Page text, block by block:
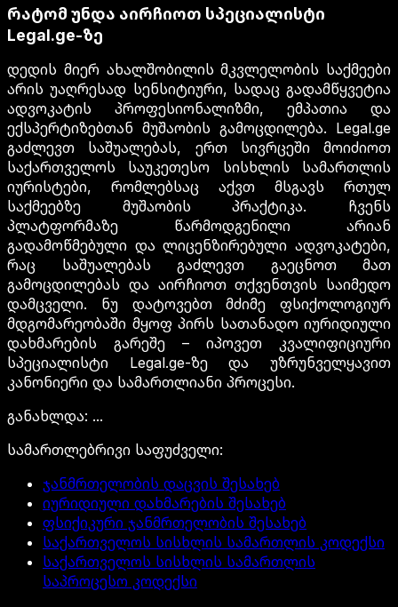
რატომ უნდა აირჩიოთ სპეციალისტი
Legal.ge-ზე
დედის მიერ ახალშობილის მკვლელობის საქმეები
არის უაღრესად სენსიტიური, სადაც გადამწყვეტია
ადვოკატის პროფესიონალიზმი, ემპათია და
ექსპერტიზებთან მუშაობის გამოცდილება. Legal.ge
გაძლევთ საშუალებას, ერთ სივრცეში მოიძიოთ
საქართველოს საუკეთესო სისხლის სამართლის
იურისტები, რომლებსაც აქვთ მსგავს რთულ
საქმეებზე მუშაობის პრაქტიკა. ჩვენს
პლატფორმაზე წარმოდგენილი არიან
გადამოწმებული და ლიცენზირებული ადვოკატები,
რაც საშუალებას გაძლევთ გაეცნოთ მათ
გამოცდილებას და აირჩიოთ თქვენთვის საიმედო
დამცველი. ნუ დატოვებთ მძიმე ფსიქოლოგიურ
მდგომარეობაში მყოფ პირს სათანადო იურიდიული
დახმარების გარეშე – იპოვეთ კვალიფიციური
სპეციალისტი Legal.ge-ზე და უზრუნველყავით
კანონიერი და სამართლიანი პროცესი.
განახლდა: ...
სამართლებრივი საფუძველი:
ჯანმრთელობის დაცვის შესახებ
იურიდიული დახმარების შესახებ
ფსიქიკური ჯანმრთელობის შესახებ
საქართველოს სისხლის სამართლის კოდექსი
საქართველოს სისხლის სამართლის
საპროცესო კოდექსი